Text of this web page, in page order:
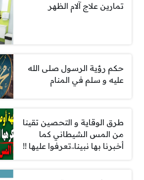
تمارين علاج آلام الظهر
حكم رؤية الرسول صلى الله
عليه و سلم في المنام
طرق الوقاية و التحصين تقينا
من المس الشيطاني كما
أخبرنا بها نبينا..تعرفوا عليها !!